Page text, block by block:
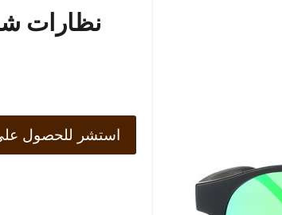
استشر للحصول